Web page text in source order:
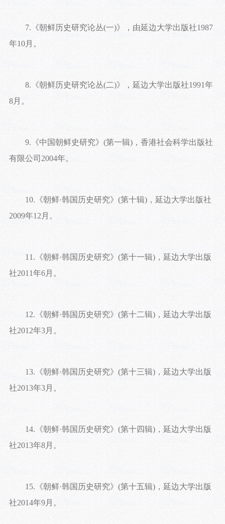
7.《朝鲜历史研究论丛(一)》，由延边大学出版社1987
年10月。
8.《朝鲜历史研究论丛(二)》，延边大学出版社1991年
8月。
9.《中国朝鲜史研究》(第一辑)，香港社会科学出版社
有限公司2004年。
10.《朝鲜·韩国历史研究》(第十辑)，延边大学出版社
2009年12月。
11.《朝鲜·韩国历史研究》(第十一辑)，延边大学出版
社2011年6月。
12.《朝鲜·韩国历史研究》(第十二辑)，延边大学出版
社2012年3月。
13.《朝鲜·韩国历史研究》(第十三辑)，延边大学出版
社2013年3月。
14.《朝鲜·韩国历史研究》(第十四辑)，延边大学出版
社2013年8月。
15.《朝鲜·韩国历史研究》(第十五辑)，延边大学出版
社2014年9月。